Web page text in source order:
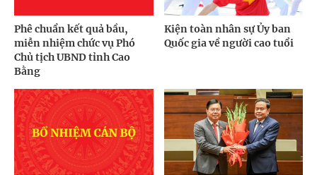
Phê chuẩn kết quả bầu,
miễn nhiệm chức vụ Phó
Chủ tịch UBND tỉnh Cao
Bằng
Kiện toàn nhân sự Ủy ban
Quốc gia về người cao tuổi